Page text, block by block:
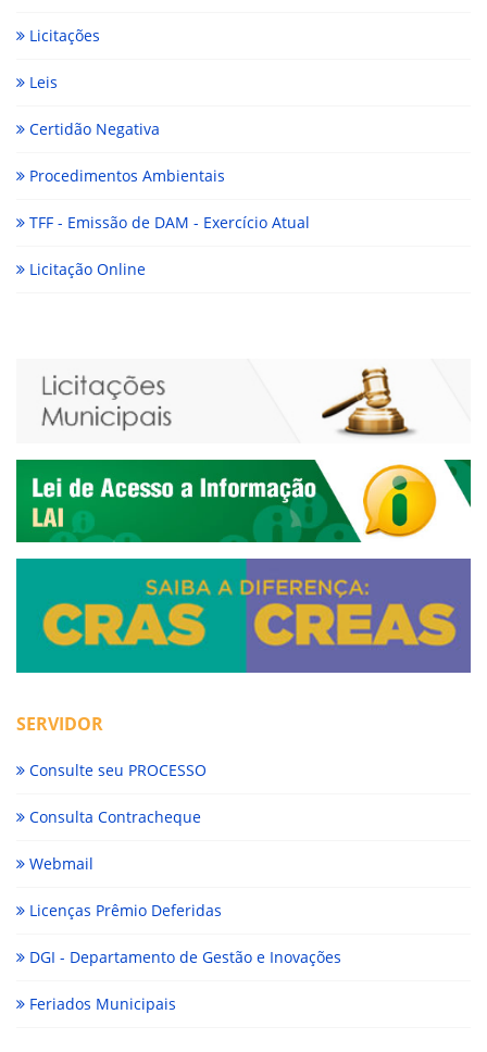
Licitações
Leis
Certidão Negativa
Procedimentos Ambientais
TFF - Emissão de DAM - Exercício Atual
Licitação Online
SERVIDOR
Consulte seu PROCESSO
Consulta Contracheque
Webmail
Licenças Prêmio Deferidas
DGI - Departamento de Gestão e Inovações
Feriados Municipais